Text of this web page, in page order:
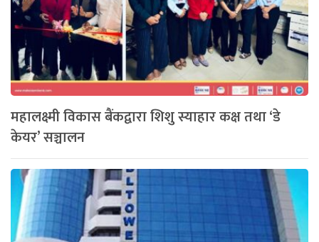
महालक्ष्मी विकास बैंकद्वारा शिशु स्याहार कक्ष तथा ‘डे
केयर’ सञ्चालन